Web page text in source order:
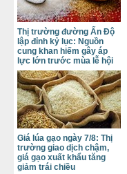
Thị trường đường Ấn Độ
lập đỉnh kỷ lục: Nguồn
cung khan hiếm gây áp
lực lớn trước mùa lễ hội
Giá lúa gạo ngày 7/8: Thị
trường giao dịch chậm,
giá gạo xuất khẩu tăng
giảm trái chiều